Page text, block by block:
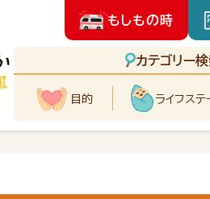
もしもの時
カテゴリー
目的 ライフステ